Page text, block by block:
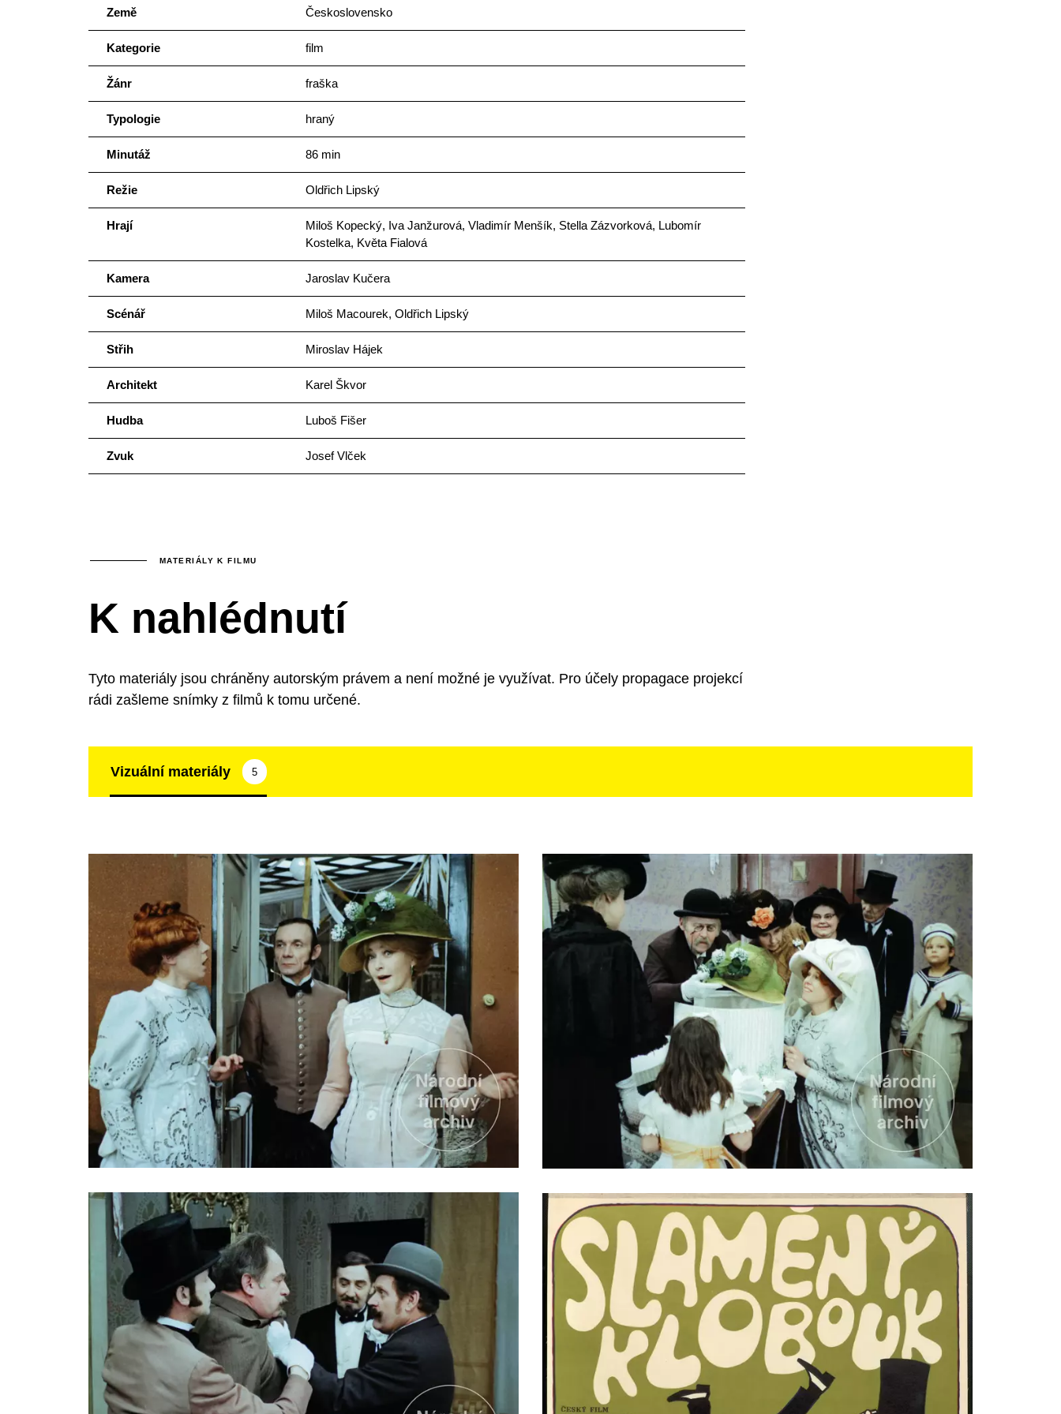
Země Československo
Kategorie film
Žánr fraška
Typologie hraný
Minutáž 86 min
Režie Oldřich Lipský
Hrají
Miloš Kopecký, Iva Janžurová, Vladimír Menšík, Stella Zázvorková, Lubomír
Kostelka, Květa Fialová
Kamera Jaroslav Kučera
Scénář Miloš Macourek, Oldřich Lipský
Střih Miroslav Hájek
Architekt Karel Škvor
Hudba Luboš Fišer
Zvuk Josef Vlček
MATERIÁLY K FILMU
K nahlédnutí
Tyto materiály jsou chráněny autorským právem a není možné je využívat. Pro účely propagace projekcí
rádi zašleme snímky z filmů k tomu určené.
Vizuální materiály 5